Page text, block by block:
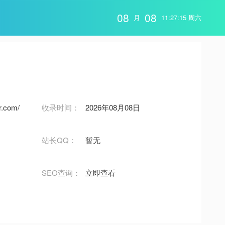
08 月 08 11:27:16 周六
收录时间： 2026年08月08日
站长QQ： 暂无
SEO查询： 立即查看